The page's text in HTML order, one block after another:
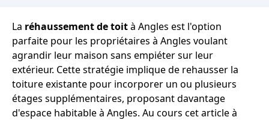
La réhaussement de toità Angles est l'option
parfaite pour les propriétaires à Angles voulant
agrandir leur maison sans empiéter sur leur
extérieur. Cette stratégie implique de rehausser la
toiture existante pour incorporer un ou plusieurs
étages supplémentaires, proposant davantage
d'espace habitable à Angles. Au cours cet article à